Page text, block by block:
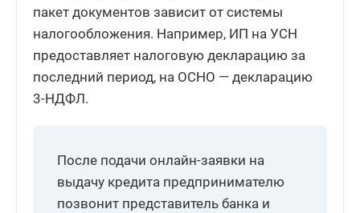
пакет документов зависит от системы
налогообложения. Например, ИП на УСН
предоставляет налоговую декларацию за
последний период, на ОСНО — декларацию
3-НДФЛ.
После подачи онлайн-заявки на
выдачу кредита предпринимателю
позвонит представитель банка и